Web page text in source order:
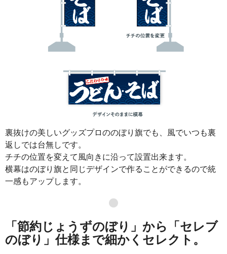
裏抜けの美しいグッズプロののぼり旗でも、風でいつも裏
返しでは台無しです。
チチの位置を変えて風向きに沿って設置出来ます。
横幕はのぼり旗と同じデザインで作ることができるので統
一感もアップします。
●
「節約じょうずのぼり」から「セレブ
のぼり」仕様まで細かくセレクト。